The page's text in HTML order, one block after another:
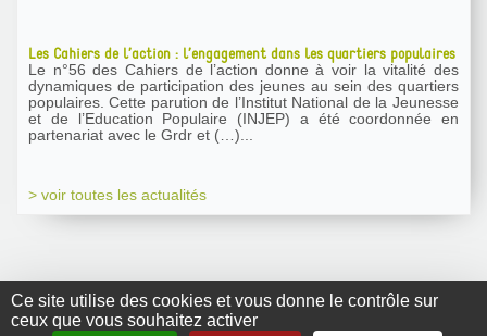
Ce site utilise des cookies et vous donne le contrôle sur
ceux que vous souhaitez activer
Les Cahiers de l’action : l’engagement dans les quartiers populaires
Le n°56 des Cahiers de l’action donne à voir la vitalité des
dynamiques de participation des jeunes au sein des quartiers
populaires. Cette parution de l’Institut National de la Jeunesse
et de l’Education Populaire (INJEP) a été coordonnée en
partenariat avec le Grdr et (…)...
> voir toutes les actualités